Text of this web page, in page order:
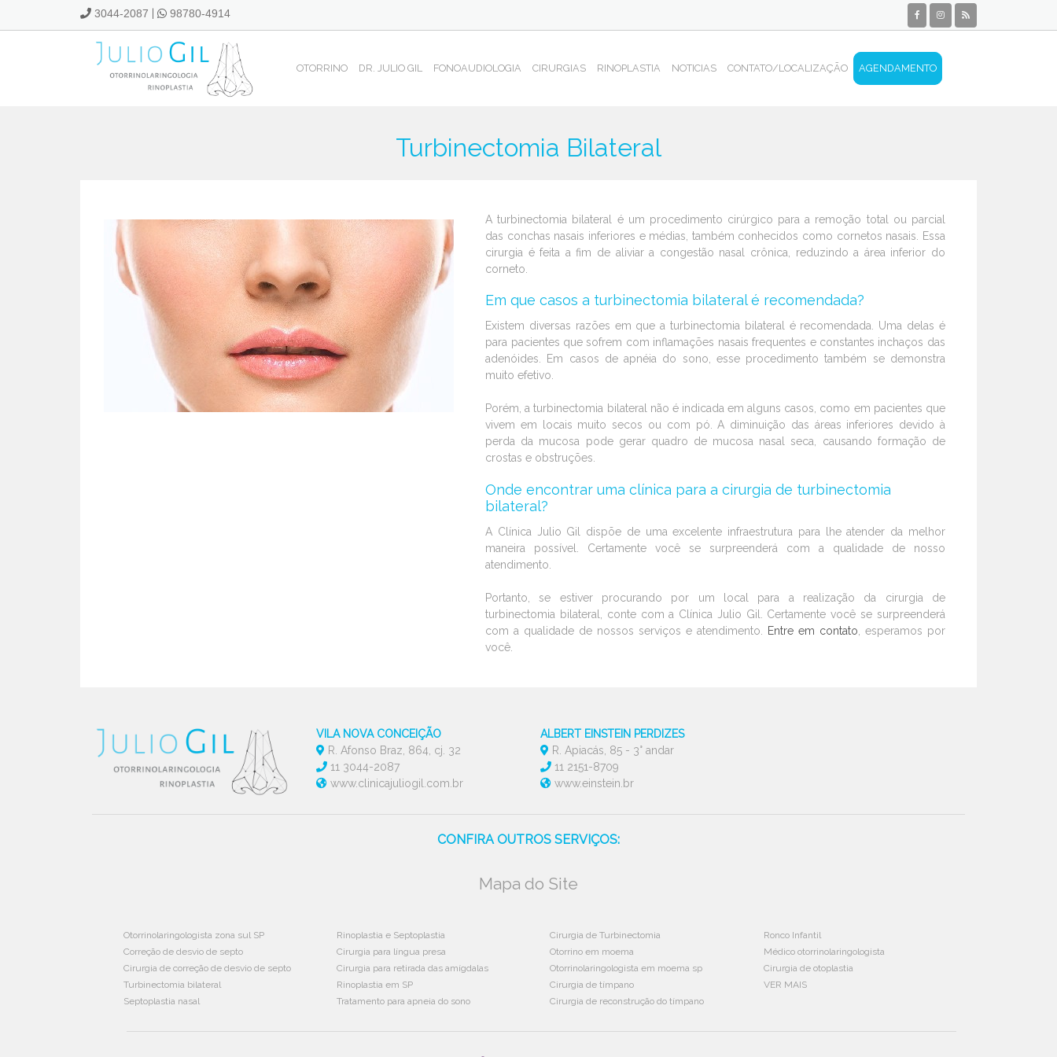
3044-2087 98780-4914
OTORRINO(CURRENT)
DR. JULIO GIL FONOAUDIOLOGIA CIRURGIAS RINOPLASTIA NOTICIAS CONTATO/LOCALIZAÇÃO AGENDAMENTO
Turbinectomia Bilateral
A turbinectomia bilateral é um procedimento cirúrgico para a remoção total ou parcial
das conchas nasais inferiores e médias, também conhecidos como cornetos nasais. Essa
cirurgia é feita a fim de aliviar a congestão nasal crônica, reduzindo a área inferior do
corneto.
Em que casos a turbinectomia bilateral é recomendada?
Existem diversas razões em que a turbinectomia bilateral é recomendada. Uma delas é
para pacientes que sofrem com inflamações nasais frequentes e constantes inchaços das
adenóides. Em casos de apnéia do sono, esse procedimento também se demonstra
muito efetivo.
Porém, a turbinectomia bilateral não é indicada em alguns casos, como em pacientes que
vivem em locais muito secos ou com pó. A diminuição das áreas inferiores devido à
perda da mucosa pode gerar quadro de mucosa nasal seca, causando formação de
crostas e obstruções.
Onde encontrar uma clínica para a cirurgia de turbinectomia
bilateral?
A Clínica Julio Gil dispõe de uma excelente infraestrutura para lhe atender da melhor
maneira possível. Certamente você se surpreenderá com a qualidade de nosso
atendimento.
Portanto, se estiver procurando por um local para a realização da cirurgia de
turbinectomia bilateral, conte com a Clínica Julio Gil. Certamente você se surpreenderá
com a qualidade de nossos serviços e atendimento.
Entre em contato , esperamos por
você.
VILA NOVA CONCEIÇÃO
R. Afonso Braz, 864, cj. 32
11 3044-2087
www.clinicajuliogil.com.br
ALBERT EINSTEIN PERDIZES
R. Apiacás, 85 - 3° andar
11 2151-8709
www.einstein.br
CONFIRA OUTROS SERVIÇOS:
Mapa do Site
Otorrinolaringologista zona sul SP
Correção de desvio de septo
Cirurgia de correção de desvio de septo
Turbinectomia bilateral
Septoplastia nasal
Rinoplastia e Septoplastia
Cirurgia para língua presa
Cirurgia para retirada das amígdalas
Rinoplastia em SP
Tratamento para apneia do sono
Cirurgia de Turbinectomia
Otorrino em moema
Otorrinolaringologista em moema sp
Cirurgia de tímpano
Cirurgia de reconstrução do tímpano
Ronco Infantil
Médico otorrinolaringologista
Cirurgia de otoplastia
VER MAIS